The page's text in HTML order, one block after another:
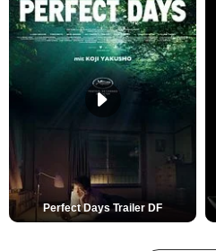
Perfect Days Trailer DF